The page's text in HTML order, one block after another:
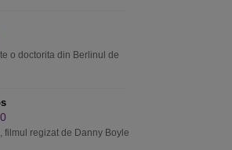
o doctorita din Berlinul de
filmul regizat de Danny Boyle